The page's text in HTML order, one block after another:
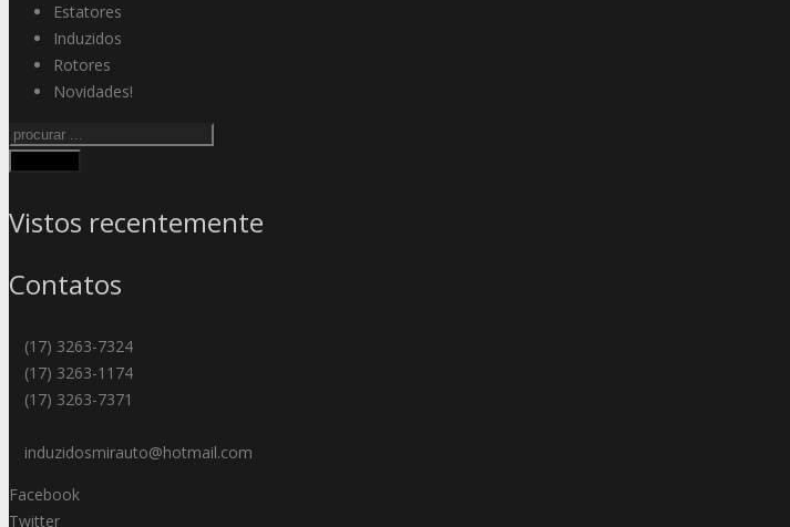
Estatores
Induzidos
Rotores
Novidades!
Vistos recentemente
Contatos
(17) 3263-7324
(17) 3263-1174
(17) 3263-7371
induzidosmirauto@hotmail.com
Facebook
Twitter